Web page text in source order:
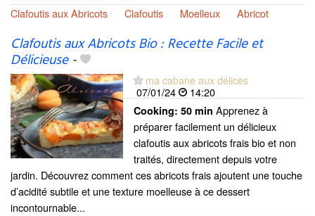
Clafoutis aux Abricots
Clafoutis Moelleux Abricot
Clafoutis aux Abricots Bio : Recette Facile et
Délicieuse-
ma cabane aux délices
07/01/24
14:20
Cooking: 50 min Apprenez à
préparer facilement un délicieux
clafoutis aux abricots frais bio et non
traités, directement depuis votre
jardin. Découvrez comment ces abricots frais ajoutent une touche
d’acidité subtile et une texture moelleuse à ce dessert
incontournable...